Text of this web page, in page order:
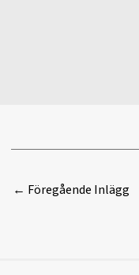
← Föregående Inlägg